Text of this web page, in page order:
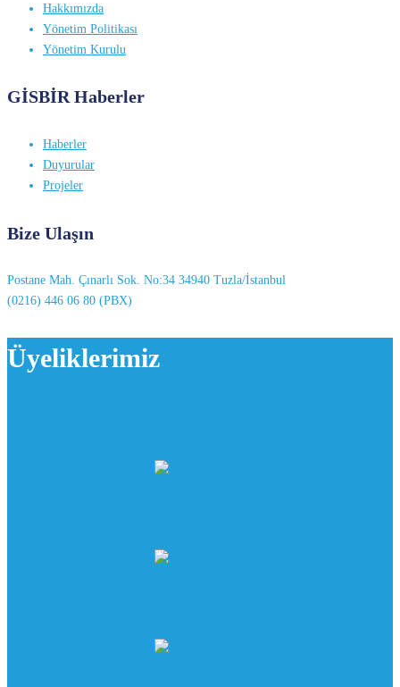
Hakkımızda
Yönetim Politikası
Yönetim Kurulu
GİSBİR Haberler
Haberler
Duyurular
Projeler
Bize Ulaşın
Postane Mah. Çınarlı Sok. No:34 34940 Tuzla/İstanbul
(0216) 446 06 80 (PBX)
Üyeliklerimiz